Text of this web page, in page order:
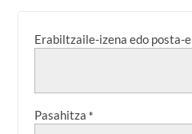
Erabiltzaile-izena edo
Pasahitza*